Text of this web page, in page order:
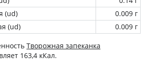
(ud)
0.009 г
(ud)
0.009 г
Творожная запеканка
163,4 кКал.